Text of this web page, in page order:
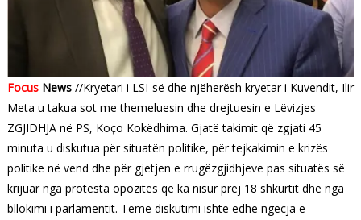
FocusNews//Kryetari i LSI-së dhe njëherësh kryetar i Kuvendit, Ilir
Meta u takua sot me themeluesin dhe drejtuesin e Lëvizjes
ZGJIDHJA në PS, Koço Kokëdhima. Gjatë takimit që zgjati 45
minuta u diskutua për situatën politike, për tejkakimin e krizës
politike në vend dhe për gjetjen e rrugëzgjidhjeve pas situatës së
krijuar nga protesta opozitës që ka nisur prej 18 shkurtit dhe nga
bllokimi i parlamentit. Temë diskutimi ishte edhe ngecja e